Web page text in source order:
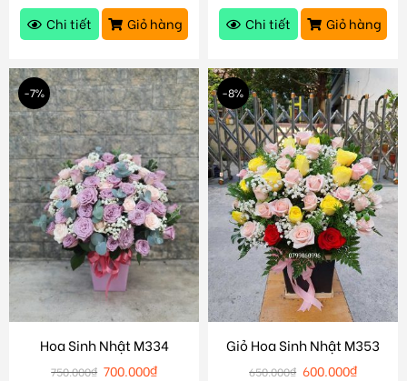
Chi tiết
Giỏ hàng
Chi tiết
Giỏ hàng
-7%
Hoa Sinh Nhật M334
750.000₫ 700.000₫
-8%
Giỏ Hoa Sinh Nhật M353
650.000₫ 600.000₫